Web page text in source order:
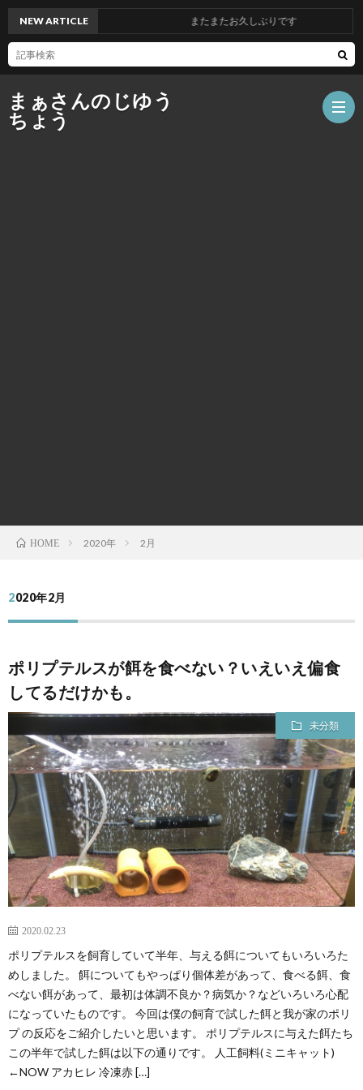
まぁさんのじゆう
ちょう
NEW ARTICLE またまたお久しぶりです
HOME 2020年 2月
2020年2月
ポリプテルスが餌を食べない？いえいえ偏食
してるだけかも。
未分類
2020.02.23
ポリプテルスを飼育していて半年、与える餌についてもいろいろた
めしました。 餌についてもやっぱり個体差があって、食べる餌、食
べない餌があって、最初は体調不良か？病気か？などいろいろ心配
になっていたものです。 今回は僕の飼育で試した餌と我が家のポリ
プ の反応をご紹介したいと思います。 ポリプテルスに与えた餌たち
この半年で試した餌は以下の通りです。 人工飼料(ミニキャット)
←NOW アカヒレ 冷凍赤 […]